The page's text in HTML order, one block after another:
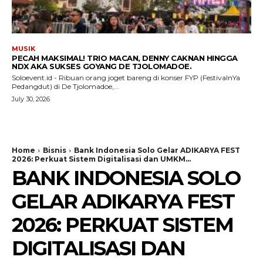
MUSIK
PECAH MAKSIMAL! TRIO MACAN, DENNY CAKNAN HINGGA
NDX AKA SUKSES GOYANG DE TJOLOMADOE.
Soloevent.id - Ribuan orang joget bareng di konser FYP (FestivalnYa
Pedangdut) di De Tjolomadoe,...
July 30, 2026